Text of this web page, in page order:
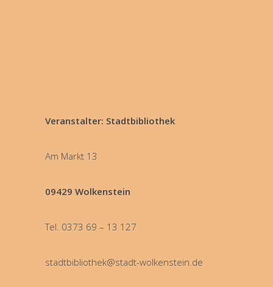
Veranstalter: Stadtbibliothek
Am Markt 13
09429 Wolkenstein
Tel. 0373 69 – 13 127
stadtbibliothek@stadt-wolkenstein.de